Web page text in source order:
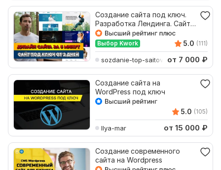
Создание сайта под ключ.
Разработка Лендинга. Сайт
на WordPress, Tilda
Выбор Kwork 5.0 (111)
sozdanie-top-saitov от 7 000 ₽
Создание сайта на
WordPress под ключ
5.0 (105)
Ilya-mar от 15 000 ₽
Создание современного
сайта на Wordpress